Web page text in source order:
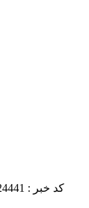
کد خبر : 24441